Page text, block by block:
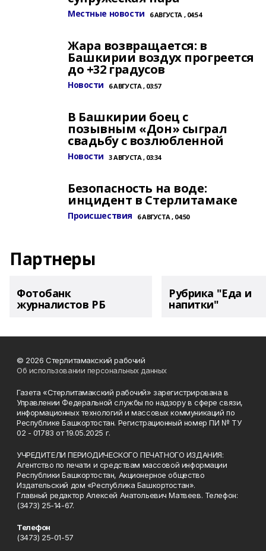
Местные новости 6 АВГУСТА , 04:54
Жара возвращается: в
Башкирии воздух прогреется
до +32 градусов
Новости 6 АВГУСТА , 03:57
В Башкирии боец с
позывным «Дон» сыграл
свадьбу с возлюбленной
Новости 3 АВГУСТА , 03:34
Безопасность на воде:
инцидент в Стерлитамаке
Происшествия 6 АВГУСТА , 04:50
Партнеры
Фотобанк
журналистов РБ
Рубрика "Еда и
напитки"
© 2026 Стерлитамакский рабочий
Об использовании персональных данных
Газета «Стерлитамакский рабочий» зарегистрирована в
Управлении Федеральной службы по надзору в сфере связи,
информационных технологий и массовых коммуникаций по
Республике Башкортостан. Регистрационный номер ПИ № ТУ
02 - 01783 от 19.05.2025 г.
УЧРЕДИТЕЛИ ПЕРИОДИЧЕСКОГО ПЕЧАТНОГО ИЗДАНИЯ:
Агентство по печати и средствам массовой информации
Республики Башкортостан, Акционерное общество
Издательский дом «Республика Башкортостан».
Главный редактор Алексей Анатольевич Матвеев. Телефон:
(3473) 25-14-67.
Телефон
(3473) 25-01-57